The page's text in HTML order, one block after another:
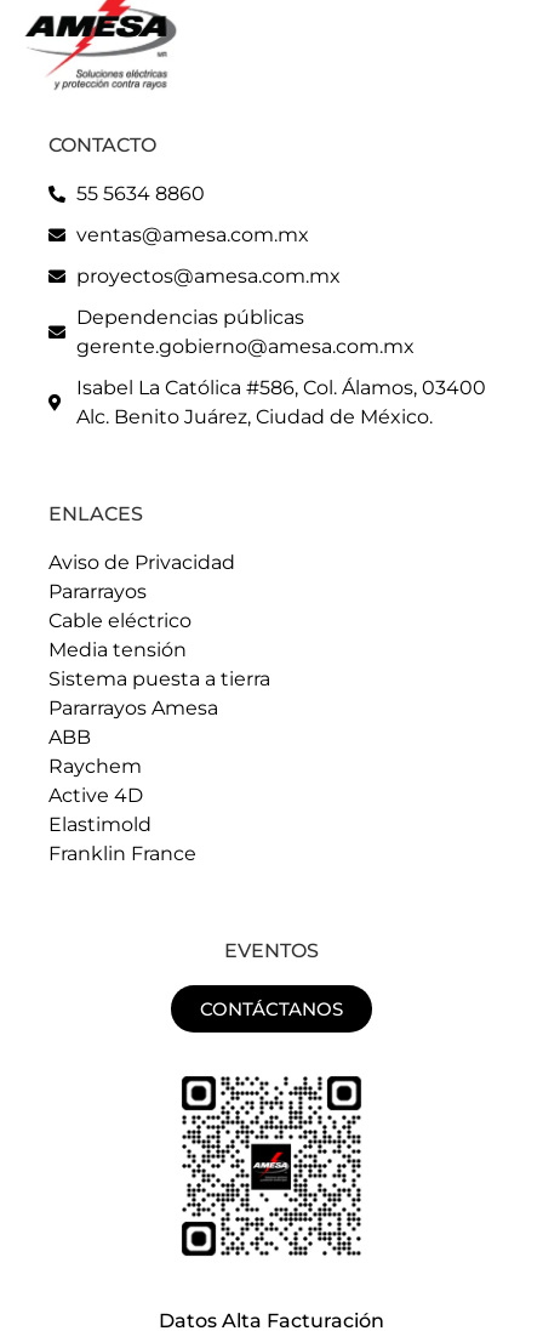
CONTACTO
55 5634 8860
ventas@amesa.com.mx
proyectos@amesa.com.mx
Dependencias públicas
gerente.gobierno@amesa.com.mx
Isabel La Católica #586, Col. Álamos, 03400
Alc. Benito Juárez, Ciudad de México.
ENLACES
Aviso de Privacidad
Pararrayos
Cable eléctrico
Media tensión
Sistema puesta a tierra
Pararrayos Amesa
ABB
Raychem
Active 4D
Elastimold
Franklin France
EVENTOS
CONTÁCTANOS
Datos Alta Facturación